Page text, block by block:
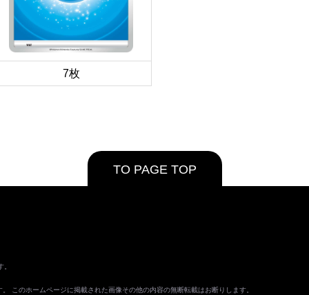
7枚
TO PAGE TOP
このホームページに掲載された画像その他の内容の無断転載はお断りします。